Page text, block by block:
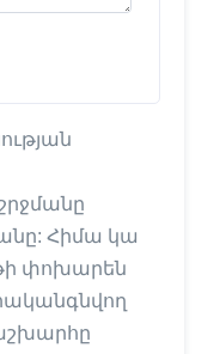
Հիմա կա
փոխարեն